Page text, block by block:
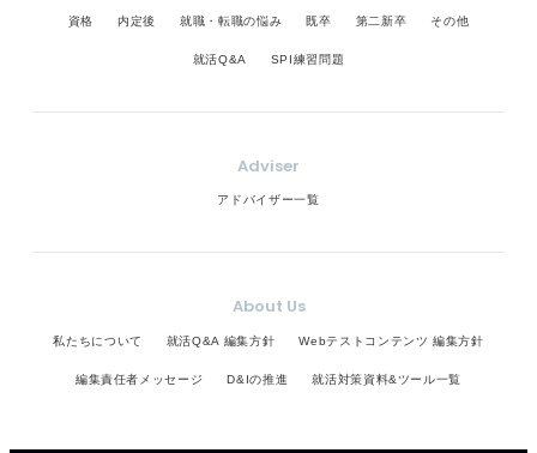
資格 内定後 就職・転職の悩み 既卒 第二新卒 その他
就活Q&A SPI練習問題
Adviser
アドバイザー一覧
About Us
私たちについて 就活Q&A 編集方針 Webテストコンテンツ 編集方針
編集責任者メッセージ D&Iの推進 就活対策資料&ツール一覧